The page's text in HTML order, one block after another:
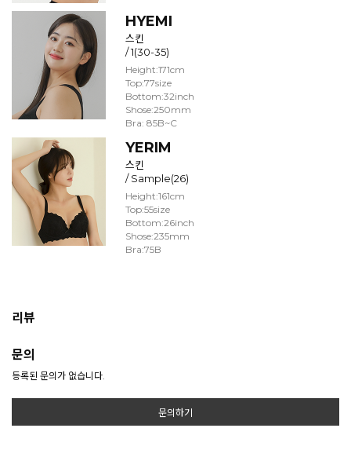
HYEMI
스킨
/ 1(30-35)
Height:171cm
Top:77size
Bottom:32inch
Shose:250mm
Bra: 85B~C
YERIM
스킨
/ Sample(26)
Height:161cm
Top:55size
Bottom:26inch
Shose:235mm
Bra:75B
리뷰
문의
등록된 문의가 없습니다.
문의하기